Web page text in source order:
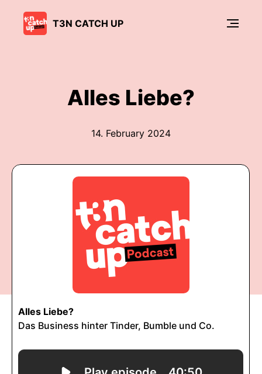
T3N CATCH UP
Alles Liebe?
14. February 2024